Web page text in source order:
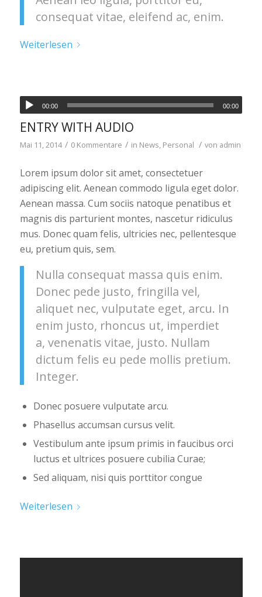
consequat vitae, eleifend ac, enim.
Weiterlesen
00:00 00:00
ENTRY WITH AUDIO
Mai 11, 2014 / 0 Kommentare / in News, Personal / von admin
Lorem ipsum dolor sit amet, consectetuer
adipiscing elit. Aenean commodo ligula eget dolor.
Aenean massa. Cum sociis natoque penatibus et
magnis dis parturient montes, nascetur ridiculus
mus. Donec quam felis, ultricies nec, pellentesque
eu, pretium quis, sem.
Nulla consequat massa quis enim.
Donec pede justo, fringilla vel,
aliquet nec, vulputate eget, arcu. In
enim justo, rhoncus ut, imperdiet
a, venenatis vitae, justo. Nullam
dictum felis eu pede mollis pretium.
Integer.
Donec posuere vulputate arcu.
Phasellus accumsan cursus velit.
Vestibulum ante ipsum primis in faucibus orci
luctus et ultrices posuere cubilia Curae;
Sed aliquam, nisi quis porttitor congue
Weiterlesen